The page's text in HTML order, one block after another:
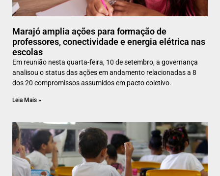
Marajó amplia ações para formação de
professores, conectividade e energia elétrica nas
escolas
Em reunião nesta quarta-feira, 10 de setembro, a governança
analisou o status das ações em andamento relacionadas a 8
dos 20 compromissos assumidos em pacto coletivo.
Leia Mais »